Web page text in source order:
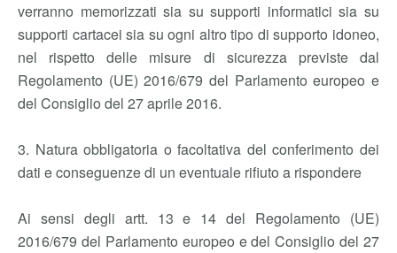
verranno memorizzati sia su supporti informatici sia su
supporti cartacei sia su ogni altro tipo di supporto idoneo,
nel rispetto delle misure di sicurezza previste dal
Regolamento (UE) 2016/679 del Parlamento europeo e
del Consiglio del 27 aprile 2016.
3. Natura obbligatoria o facoltativa del conferimento dei
dati e conseguenze di un eventuale rifiuto a rispondere
Ai sensi degli artt. 13 e 14 del Regolamento (UE)
2016/679 del Parlamento europeo e del Consiglio del 27